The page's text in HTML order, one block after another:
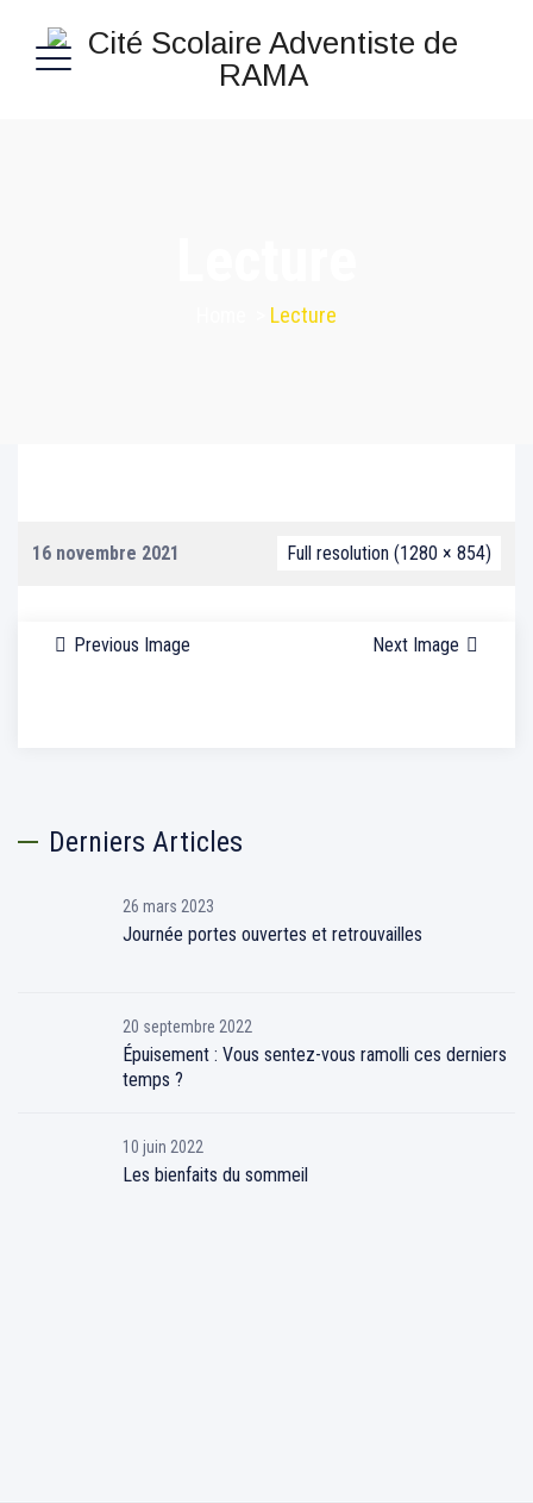
Lecture
16 novembre 2021 Full resolution (1280 × 854)
Previous Image Next Image
Derniers Articles
26 mars 2023
Journée portes ouvertes et retrouvailles
20 septembre 2022
Épuisement : Vous sentez-vous ramolli ces derniers
temps ?
10 juin 2022
Les bienfaits du sommeil